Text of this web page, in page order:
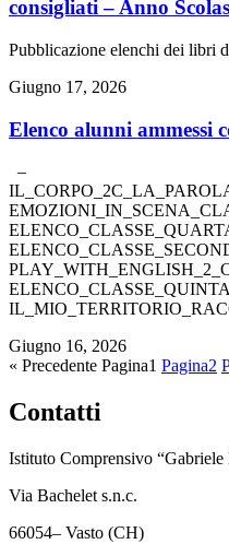
consigliati – Anno
Pubblicazione elenchi dei libri
Giugno 17, 2026
Elenco alunni ammessi
–
Giugno 16, 2026
« Precedente Pagina1 Pagina2
Contatti
Istituto Comprensivo “Gabriele
Via Bachelet s.n.c.
66054– Vasto (CH)